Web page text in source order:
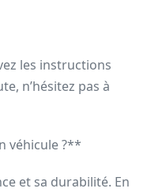
les instructions
n’hésitez pas à
véhicule ?**
et sa durabilité. En